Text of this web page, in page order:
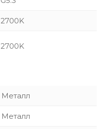
2700K
2700K
Металл
Металл